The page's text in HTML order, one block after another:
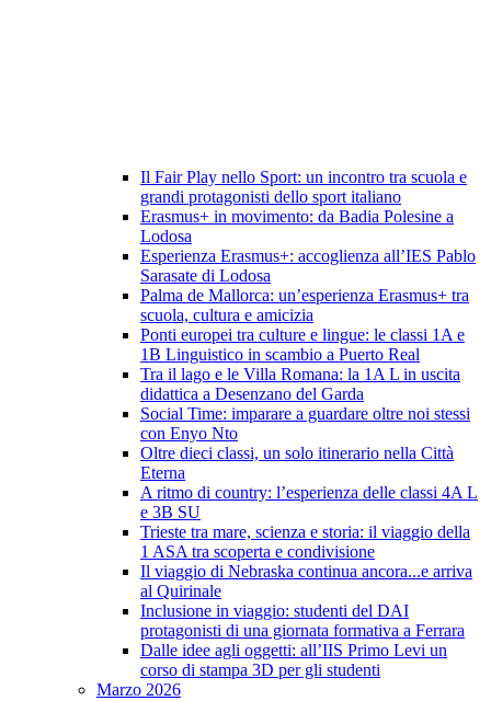
Il Fair Play nello Sport: un incontro tra scuola e
grandi protagonisti dello sport italiano
Erasmus+ in movimento: da Badia Polesine a
Lodosa
Esperienza Erasmus+: accoglienza all’IES Pablo
Sarasate di Lodosa
Palma de Mallorca: un’esperienza Erasmus+ tra
scuola, cultura e amicizia
Ponti europei tra culture e lingue: le classi 1A e
1B Linguistico in scambio a Puerto Real
Tra il lago e le Villa Romana: la 1A L in uscita
didattica a Desenzano del Garda
Social Time: imparare a guardare oltre noi stessi
con Enyo Nto
Oltre dieci classi, un solo itinerario nella Città
Eterna
A ritmo di country: l’esperienza delle classi 4A L
e 3B SU
Trieste tra mare, scienza e storia: il viaggio della
1 ASA tra scoperta e condivisione
Il viaggio di Nebraska continua ancora...e arriva
al Quirinale
Inclusione in viaggio: studenti del DAI
protagonisti di una giornata formativa a Ferrara
Dalle idee agli oggetti: all’IIS Primo Levi un
corso di stampa 3D per gli studenti
Marzo 2026